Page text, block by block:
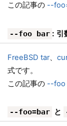
この記事の --
--foo bar : 引
FreeBSD tar、
式です。
この記事の --foo
--foo=bar と